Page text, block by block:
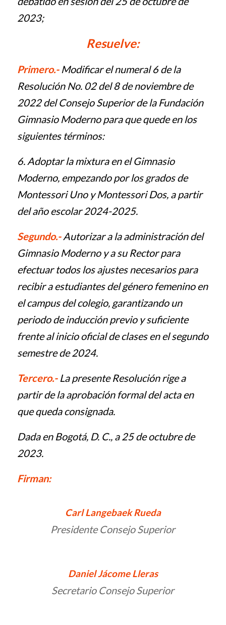
2023;
Resuelve:
Primero.-Modificar el numeral 6 de la
Resolución No. 02 del 8 de noviembre de
2022 del Consejo Superior de la Fundación
Gimnasio Moderno para que quede en los
siguientes términos:
6. Adoptar la mixtura en el Gimnasio
Moderno, empezando por los grados de
Montessori Uno y Montessori Dos, a partir
del año escolar 2024-2025.
Segundo.-Autorizar a la administración del
Gimnasio Moderno y a su Rector para
efectuar todos los ajustes necesarios para
recibir a estudiantes del género femenino en
el campus del colegio, garantizando un
periodo de inducción previo y suficiente
frente al inicio oficial de clases en el segundo
semestre de 2024.
Tercero.- La presente Resolución rige a
partir de la aprobación formal del acta en
que queda consignada.
Dada en Bogotá, D. C., a 25 de octubre de
2023.
Firman:
Carl Langebaek Rueda
Presidente Consejo Superior
Daniel Jácome Lleras
Secretario Consejo Superior